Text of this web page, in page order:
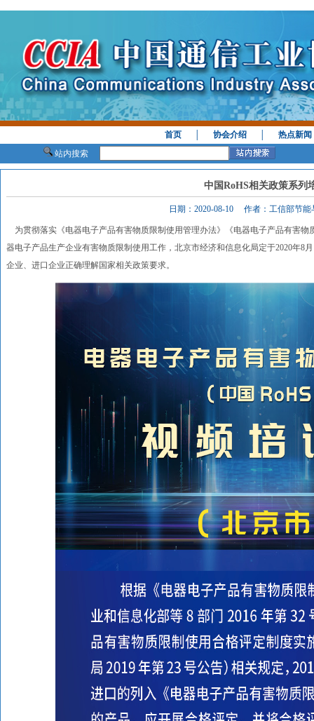
首页 │协会介绍 │热点新闻
站内搜索
中国RoHS相关政策系列
日期：2020-08-10 作者：工信部节能
为贯彻落实《电器电子产品有害物质限制使用管理办法》《电器电子产品有害
器电子产品生产企业有害物质限制使用工作，北京市经济和信息化局定于2020年8
企业、进口企业正确理解国家相关政策要求。